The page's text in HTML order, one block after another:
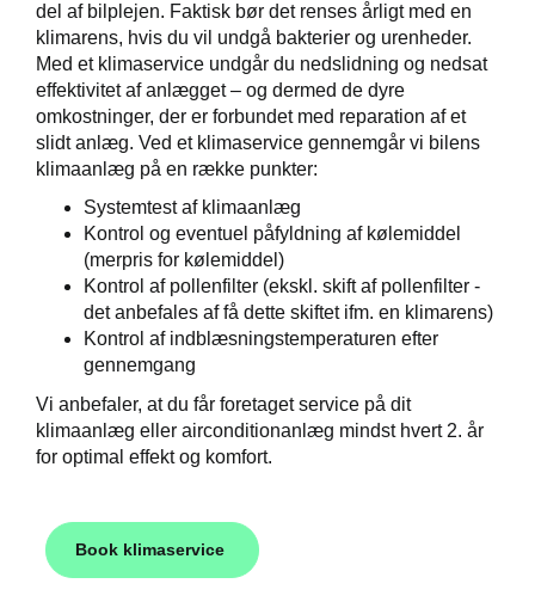
del af bilplejen. Faktisk bør det renses årligt med en
klimarens, hvis du vil undgå bakterier og urenheder.
Med et klimaservice undgår du nedslidning og nedsat
effektivitet af anlægget – og dermed de dyre
omkostninger, der er forbundet med reparation af et
slidt anlæg. Ved et klimaservice gennemgår vi bilens
klimaanlæg på en række punkter:
Systemtest af klimaanlæg
Kontrol og eventuel påfyldning af kølemiddel
(merpris for kølemiddel)
Kontrol af pollenfilter (ekskl. skift af pollenfilter -
det anbefales af få dette skiftet ifm. en klimarens)
Kontrol af indblæsningstemperaturen efter
gennemgang
Vi anbefaler, at du får foretaget service på dit
klimaanlæg eller airconditionanlæg mindst hvert 2. år
for optimal effekt og komfort.
Book klimaservice